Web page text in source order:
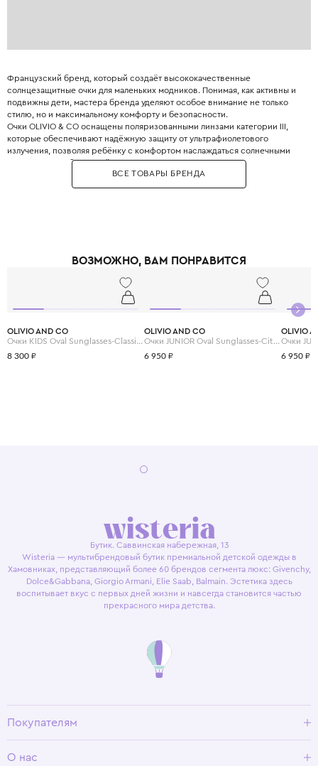
Французский бренд, который создаёт высококачественные
солнцезащитные очки для маленьких модников. Понимая, как активны и
подвижны дети, мастера бренда уделяют особое внимание не только
стилю, но и максимальному комфорту и безопасности.
Очки OLIVIO & CO оснащены поляризованными линзами категории III,
которые обеспечивают надёжную защиту от ультрафиолетового
излучения, позволяя ребёнку с комфортом наслаждаться солнечными
днями. Модели бренда лёгкие, прочные, с гнущимися дужками, что
делает их удобными для ношения. Очки OLIVIO & CO – это не просто
аксессуар, а настоящая находка для стильных детей.
ВСЕ ТОВАРЫ БРЕНДА
ВОЗМОЖНО, ВАМ ПОНРАВИТСЯ
OLIVIO AND CO
Очки KIDS Oval Sunglasses-Classic Olivio-Squid Black
8 300 ₽
OLIVIO AND CO
Очки JUNIOR Oval Sunglasses-Citrus Garden-Grapefruit Pink
6 950 ₽
OLIVIO
6 950 ₽
Бутик. Саввинская набережная, 13
Wisteria — мультибрендовый бутик премиальной детской одежды в
Хамовниках, представляющий более 60 брендов сегмента люкс: Givenchy,
Dolce&Gabbana, Giorgio Armani, Elie Saab, Balmain. Эстетика здесь
воспитывает вкус с первых дней жизни и навсегда становится частью
прекрасного мира детства.
Покупателям
Условия возврата
О нас